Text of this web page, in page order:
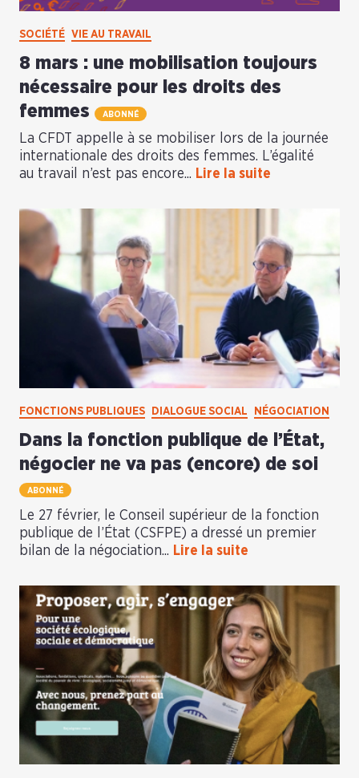
SOCIÉTÉ VIE AU TRAVAIL
8 mars : une mobilisation toujours
nécessaire pour les droits des
femmes
ABONNÉ
La CFDT appelle à se mobiliser lors de la journée
internationale des droits des femmes. L’égalité
au travail n’est pas encore... Lire la suite
FONCTIONS PUBLIQUES DIALOGUE SOCIAL NÉGOCIATION
Dans la fonction publique de l’État,
négocier ne va pas (encore) de soi
ABONNÉ
Le 27 février, le Conseil supérieur de la fonction
publique de l’État (CSFPE) a dressé un premier
bilan de la négociation... Lire la suite